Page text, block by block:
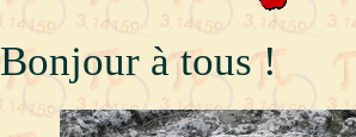
Bonjour à tous !